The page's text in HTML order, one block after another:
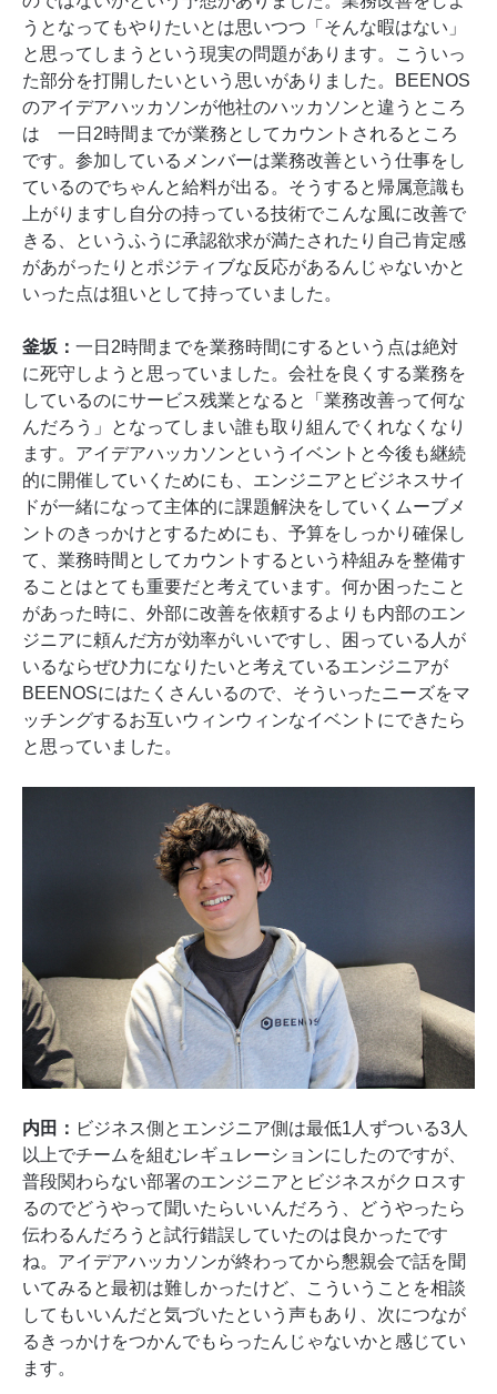
うとなってもやりたいとは思いつつ「そんな暇はない」
と思ってしまうという現実の問題があります。こういっ
た部分を打開したいという思いがありました。BEENOS
のアイデアハッカソンが他社のハッカソンと違うところ
は 一日2時間までが業務としてカウントされるところ
です。参加しているメンバーは業務改善という仕事をし
ているのでちゃんと給料が出る。そうすると帰属意識も
上がりますし自分の持っている技術でこんな風に改善で
きる、というふうに承認欲求が満たされたり自己肯定感
があがったりとポジティブな反応があるんじゃないかと
いった点は狙いとして持っていました。
釜坂： 一日2時間までを業務時間にするという点は絶対
に死守しようと思っていました。会社を良くする業務を
しているのにサービス残業となると「業務改善って何な
んだろう」となってしまい誰も取り組んでくれなくなり
ます。アイデアハッカソンというイベントと今後も継続
的に開催していくためにも、エンジニアとビジネスサイ
ドが一緒になって主体的に課題解決をしていくムーブメ
ントのきっかけとするためにも、予算をしっかり確保し
て、業務時間としてカウントするという枠組みを整備す
ることはとても重要だと考えています。何か困ったこと
があった時に、外部に改善を依頼するよりも内部のエン
ジニアに頼んだ方が効率がいいですし、困っている人が
いるならぜひ力になりたいと考えているエンジニアが
BEENOSにはたくさんいるので、そういったニーズをマ
ッチングするお互いウィンウィンなイベントにできたら
と思っていました。
内田： ビジネス側とエンジニア側は最低1人ずついる3人
以上でチームを組むレギュレーションにしたのですが、
普段関わらない部署のエンジニアとビジネスがクロスす
るのでどうやって聞いたらいいんだろう、どうやったら
伝わるんだろうと試行錯誤していたのは良かったです
ね。アイデアハッカソンが終わってから懇親会で話を聞
いてみると最初は難しかったけど、こういうことを相談
してもいいんだと気づいたという声もあり、次につなが
るきっかけをつかんでもらったんじゃないかと感じてい
ます。